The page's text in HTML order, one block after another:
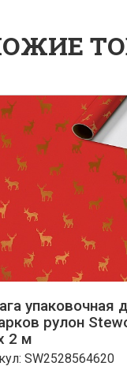
упаковочная
рулон
2 м
SW2528564620